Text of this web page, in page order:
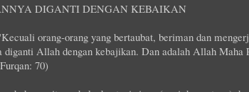
DIGANTI DENGAN KEBAIKAN
orang-orang yang bertaubat, beriman dan
diganti Allah dengan kebajikan. Dan adalah Allah Maha
70)